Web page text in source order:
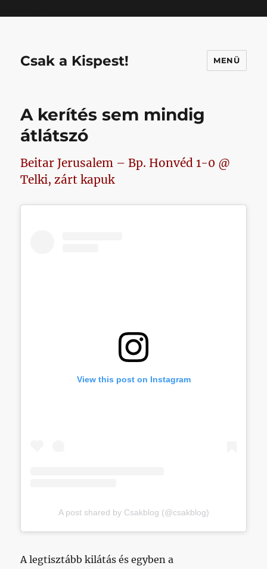
Csak a Kispest! MENÜ
A kerítés sem mindig
átlátszó
Beitar Jerusalem – Bp. Honvéd 1-0 @
Telki, zárt kapuk
View this post on Instagram
A post shared by Csakblog (@csakblog)
A legtisztább kilátás és egyben a